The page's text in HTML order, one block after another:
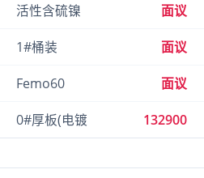
活性含硫镍 面议
1#桶装 面议
Femo60 面议
0#厚板(电镀 132900